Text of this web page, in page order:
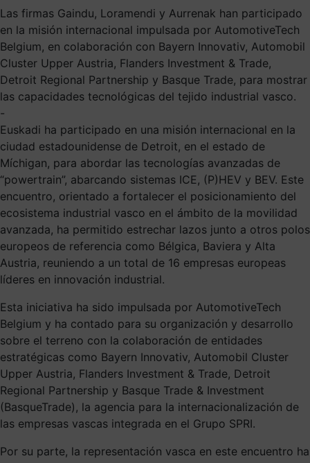
Las firmas Gaindu, Loramendi y Aurrenak han participado
en la misión internacional impulsada por AutomotiveTech
Belgium, en colaboración con Bayern Innovativ, Automobil
Cluster Upper Austria, Flanders Investment & Trade,
Detroit Regional Partnership y Basque Trade, para mostrar
las capacidades tecnológicas del tejido industrial vasco.
-
Euskadi ha participado en una misión internacional en la
ciudad estadounidense de Detroit, en el estado de
Míchigan, para abordar las tecnologías avanzadas de
“powertrain”, abarcando sistemas ICE, (P)HEV y BEV. Este
encuentro, orientado a fortalecer el posicionamiento del
ecosistema industrial vasco en el ámbito de la movilidad
avanzada, ha permitido estrechar lazos junto a otros polos
europeos de referencia como Bélgica, Baviera y Alta
Austria, reuniendo a un total de 16 empresas europeas
líderes en innovación industrial.
Esta iniciativa ha sido impulsada por AutomotiveTech
Belgium y ha contado para su organización y desarrollo
sobre el terreno con la colaboración de entidades
estratégicas como Bayern Innovativ, Automobil Cluster
Upper Austria, Flanders Investment & Trade, Detroit
Regional Partnership y Basque Trade & Investment
(BasqueTrade), la agencia para la internacionalización de
las empresas vascas integrada en el Grupo SPRI.
Por su parte, la representación vasca en este encuentro ha